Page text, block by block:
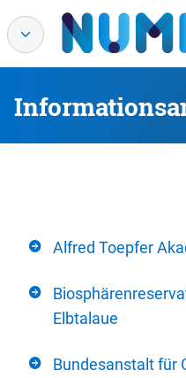
Alfred Toepfer
Elbtalaue
Bundesanstalt für